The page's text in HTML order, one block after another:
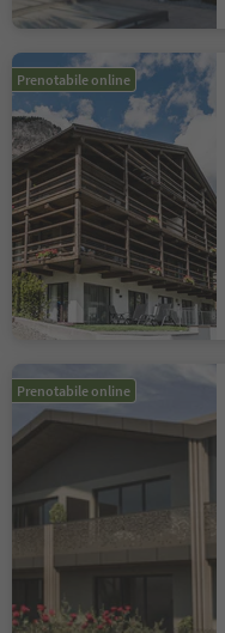
Prenotabile online
Prenotabile online